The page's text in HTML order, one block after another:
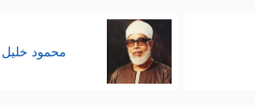
محمود